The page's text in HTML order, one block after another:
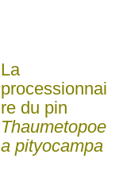
La
processionnai
re du pin
Thaumetopoe
a pityocampa